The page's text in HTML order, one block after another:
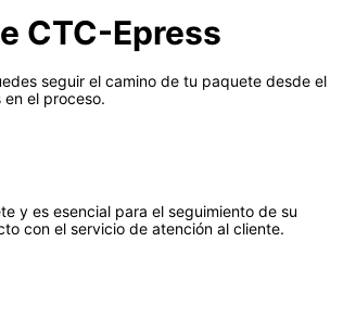
CTC-Epress
seguir el camino de tu paquete desde el
el proceso.
y es esencial para el seguimiento de su
con el servicio de atención al cliente.